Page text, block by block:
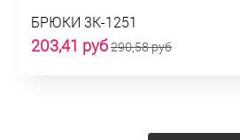
БРЮКИ 3К-1251
203,41 руб290,58 руб